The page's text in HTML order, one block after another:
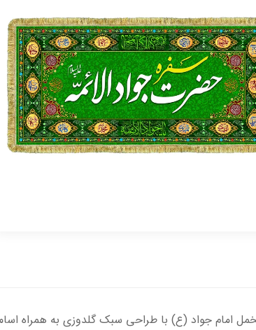
امام جواد (ع) با طراحی سبک گلدوزی به همراه